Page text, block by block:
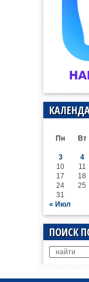
Пн
Вт
3
4
10
11
17
18
24
25
31
« Июл
ПОИСК